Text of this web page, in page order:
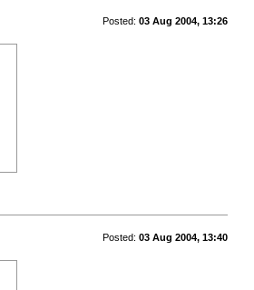
Posted: 03 Aug 2004, 13:26
Posted: 03 Aug 2004, 13:40